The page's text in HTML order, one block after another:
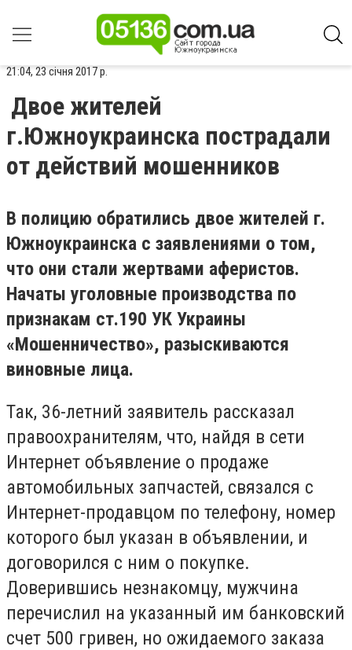
21:04, 23 січня 2017 р.
Двое жителей
г.Южноукраинска пострадали
от действий мошенников
В полицию обратились двое жителей г.
Южноукраинска с заявлениями о том,
что они стали жертвами аферистов.
Начаты уголовные производства по
признакам ст.190 УК Украины
«Мошенничество», разыскиваются
виновные лица.
Так, 36-летний заявитель рассказал
правоохранителям, что, найдя в сети
Интернет объявление о продаже
автомобильных запчастей, связался с
Интернет-продавцом по телефону, номер
которого был указан в объявлении, и
договорился с ним о покупке.
Доверившись незнакомцу, мужчина
перечислил на указанный им банковский
счет 500 гривен, но ожидаемого заказа